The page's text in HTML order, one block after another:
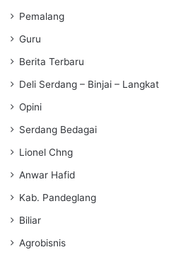
Pemalang
Guru
Berita Terbaru
Deli Serdang – Binjai – Langkat
Opini
Serdang Bedagai
Lionel Chng
Anwar Hafid
Kab. Pandeglang
Biliar
Agrobisnis